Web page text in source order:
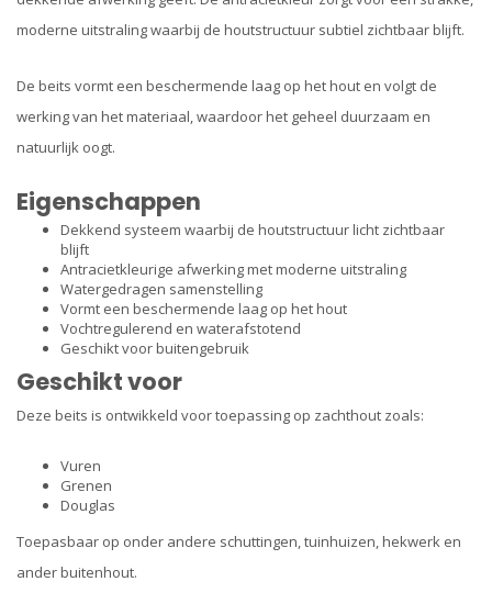
moderne uitstraling waarbij de houtstructuur subtiel zichtbaar blijft.
De beits vormt een beschermende laag op het hout en volgt de
werking van het materiaal, waardoor het geheel duurzaam en
natuurlijk oogt.
Eigenschappen
Dekkend systeem waarbij de houtstructuur licht zichtbaar
blijft
Antracietkleurige afwerking met moderne uitstraling
Watergedragen samenstelling
Vormt een beschermende laag op het hout
Vochtregulerend en waterafstotend
Geschikt voor buitengebruik
Geschikt voor
Deze beits is ontwikkeld voor toepassing op zachthout zoals:
Vuren
Grenen
Douglas
Toepasbaar op onder andere schuttingen, tuinhuizen, hekwerk en
ander buitenhout.